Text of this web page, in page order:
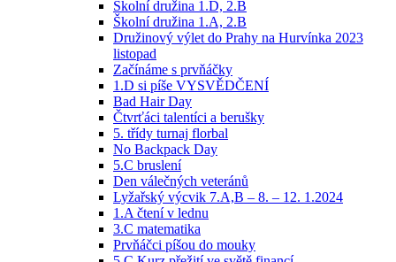
Školní družina 1.D, 2.B
Školní družina 1.A, 2.B
Družinový výlet do Prahy na Hurvínka 2023
listopad
Začínáme s prvňáčky
1.D si píše VYSVĚDČENÍ
Bad Hair Day
Čtvrťáci talentíci a berušky
5. třídy turnaj florbal
No Backpack Day
5.C bruslení
Den válečných veteránů
Lyžařský výcvik 7.A,B – 8. – 12. 1.2024
1.A čtení v lednu
3.C matematika
Prvňáčci píšou do mouky